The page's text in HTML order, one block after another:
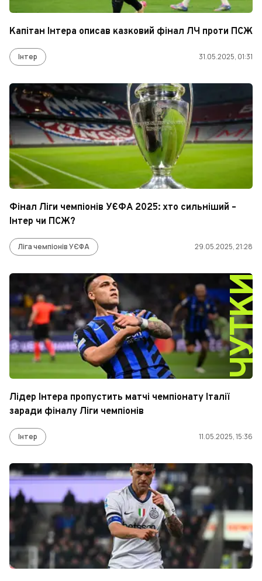
Капітан Інтера описав казковий фінал ЛЧ проти ПСЖ
Інтер 31.05.2025, 01:31
Фінал Ліги чемпіонів УЄФА 2025: хто сильніший –
Інтер чи ПСЖ?
Ліга чемпіонів УЄФА 29.05.2025, 21:28
Лідер Інтера пропустить матчі чемпіонату Італії
заради фіналу Ліги чемпіонів
Інтер 11.05.2025, 15:36